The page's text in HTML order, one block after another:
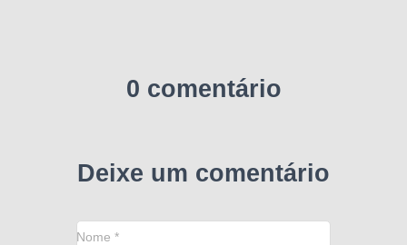
0 comentário
Deixe um comentário
Nome *